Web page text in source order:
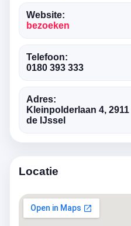
Website:
bezoeken
Telefoon:
0180 393 333
Adres:
Kleinpolderlaan 4,
de IJssel
Locatie